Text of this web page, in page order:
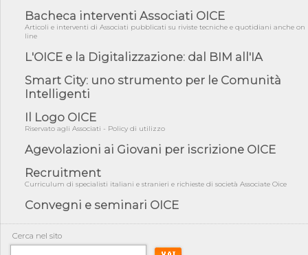
05/08/26 - Anac: pubblicata la Relazione illustrativa al Bando tipo
2 s...
05/08/26 - SAVE THE DATE: Assemblea Pubblica Confindustria
Professioni ...
05/08/26 - Successo OICE per il bando della Città metropolitana
di Reg...
05/08/26 - Lettera OICE per il bando della Giunta Regionale della
Campa...
04/08/26 - DL PA: previste cancellazioni da elenchi professionisti
per ...
04/08/26 - International Sustainable Buildings Competition -
COP31, An...
04/08/26 - CdS, project financing: progetto di fattibilità da
impugnar...
04/08/26 - Rapporto Anac corruzione 2020-2026: procedimenti
penali per ...
Bacheca interventi Associati OICE
Articoli e interventi di Associati pubblicati su riviste tecniche e quotidiani anche on
line
L'OICE e la Digitalizzazione: dal BIM all'IA
Smart City: uno strumento per le Comunità
Intelligenti
Il Logo OICE
Riservato agli Associati - Policy di utilizzo
Agevolazioni ai Giovani per iscrizione OICE
Recruitment
Curriculum di specialisti italiani e stranieri e richieste di società Associate Oice
Convegni e seminari OICE
Cerca nel sito